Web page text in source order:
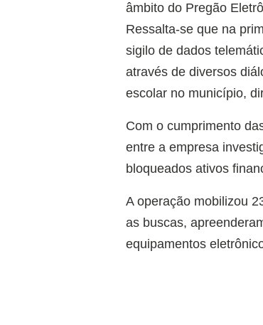
âmbito do Pregão
Ressalta-se que na
sigilo de dados
através de diversos
escolar no município,
Com o cumprimento
entre a empresa
bloqueados ativos
A operação mobilizou
as buscas,
equipamentos